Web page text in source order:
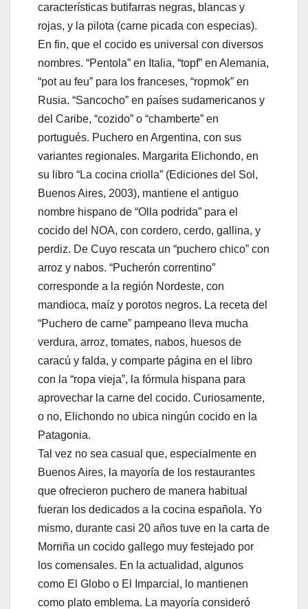
características butifarras negras, blancas y
rojas, y la pilota (carne picada con especias).
En fin, que el cocido es universal con diversos
nombres. “Pentola” en Italia, “topf” en Alemania,
“pot au feu” para los franceses, “ropmok” en
Rusia. “Sancocho” en países sudamericanos y
del Caribe, “cozido” o “chamberte” en
portugués. Puchero en Argentina, con sus
variantes regionales. Margarita Elichondo, en
su libro “La cocina criolla” (Ediciones del Sol,
Buenos Aires, 2003), mantiene el antiguo
nombre hispano de “Olla podrida” para el
cocido del NOA, con cordero, cerdo, gallina, y
perdiz. De Cuyo rescata un “puchero chico” con
arroz y nabos. “Pucherón correntino”
corresponde a la región Nordeste, con
mandioca, maíz y porotos negros. La receta del
“Puchero de carne” pampeano lleva mucha
verdura, arroz, tomates, nabos, huesos de
caracú y falda, y comparte página en el libro
con la “ropa vieja”, la fórmula hispana para
aprovechar la carne del cocido. Curiosamente,
o no, Elichondo no ubica ningún cocido en la
Patagonia.
Tal vez no sea casual que, especialmente en
Buenos Aires, la mayoría de los restaurantes
que ofrecieron puchero de manera habitual
fueran los dedicados a la cocina española. Yo
mismo, durante casi 20 años tuve en la carta de
Morriña un cocido gallego muy festejado por
los comensales. En la actualidad, algunos
como El Globo o El Imparcial, lo mantienen
como plato emblema. La mayoría consideró